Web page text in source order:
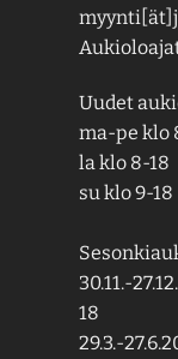
Uudet
ma-pe klo
la klo 8-18
su klo 9-18
30.11.-
18
29.3.-